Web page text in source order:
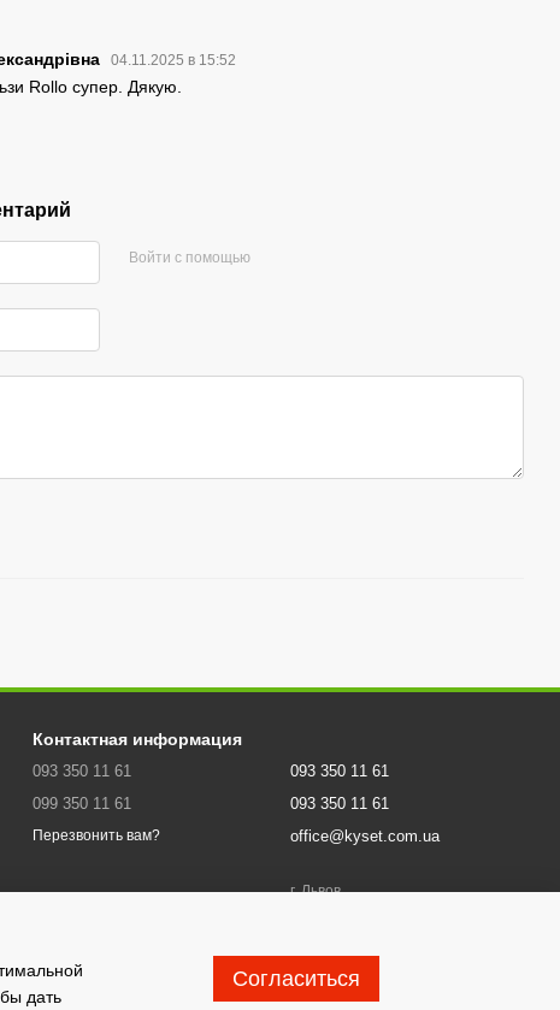
04.11.2025 в 15:52
Rollo супер. Дякую.
Войти с помощью
Контактная информация
093 350 11 61
099 350 11 61
Перезвонить вам?
093 350 11 61
093 350 11 61
office@kyset.com.ua
г. Львов
дать
Согласиться